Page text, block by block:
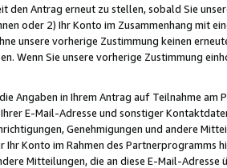
den Antrag erneut zu stellen, sobald Sie
oder 2) Ihr Konto im Zusammenhang mit
unsere vorherige Zustimmung keinen
Wenn Sie unsere vorherige Zustimmung
Angaben in Ihrem Antrag auf Teilnahme
E-Mail-Adresse und sonstiger
Genehmigungen und andere
Konto im Rahmen des Partnerprogramms
Mitteilungen, die an diese E-Mail-